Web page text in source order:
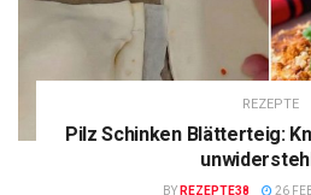
REZEPTE
Pilz Schinken Blätterteig:
BY REZEPTE38 26